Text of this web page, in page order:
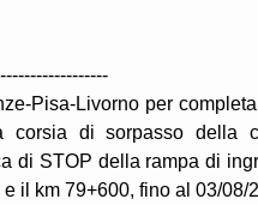
Pisa-Livorno per
di sorpasso della
di STOP della rampa di
il km 79+600, fino al 03/08/